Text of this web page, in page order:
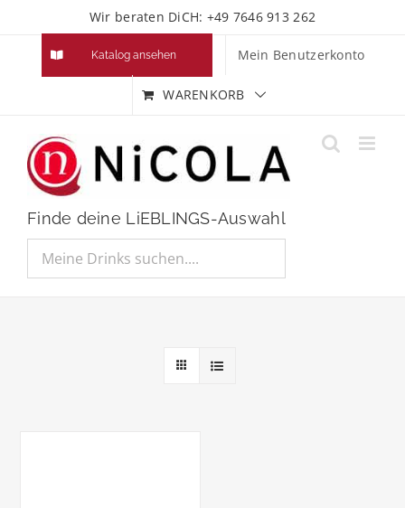
Inhalt
springen
Wir beraten DiCH: +49 7646 913 262
Katalog ansehen Mein Benutzerkonto
WARENKORB
Finde deine LiEBLINGS-Auswahl